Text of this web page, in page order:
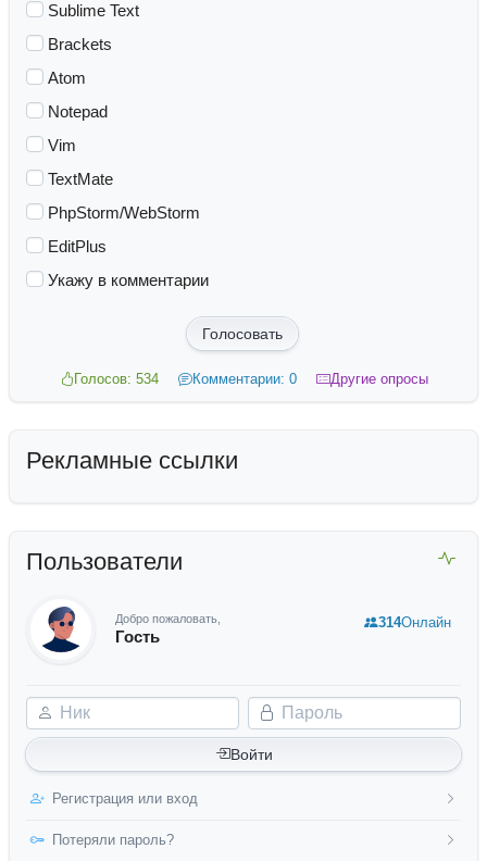
Sublime Text
Brackets
Atom
Notepad
Vim
TextMate
PhpStorm/WebStorm
EditPlus
Укажу в комментарии
Голосовать
Голосов: 534 Комментарии: 0 Другие опросы
Рекламные ссылки
Пользователи
Добро пожаловать,
Гость
Ник Пароль
Войти
Регистрация или вход
Потеряли пароль?
314Онлайн